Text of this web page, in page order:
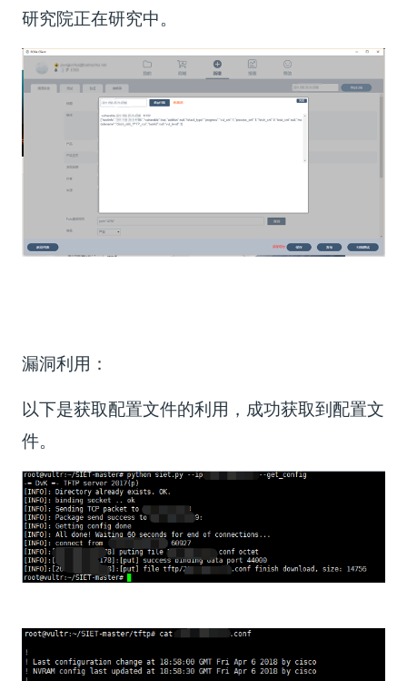
研究院正在研究中。
漏洞利用：
以下是获取配置文件的利用，成功获取到配置文
件。